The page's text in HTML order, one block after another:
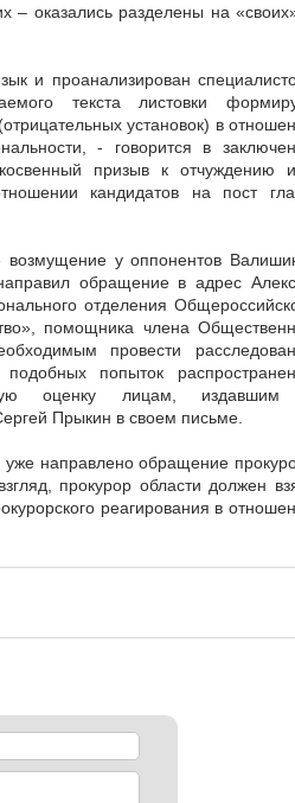
– оказались разделены на
и проанализирован
текста листовки
установок) в
- говорится в
призыв к отчуждению
кандидатов на пост
у оппонентов
обращение в адрес
отделения
помощника члена
провести
попыток
оценку лицам,
Прыкин в своем письме.
направлено обращение
прокурор области должен
реагирования в